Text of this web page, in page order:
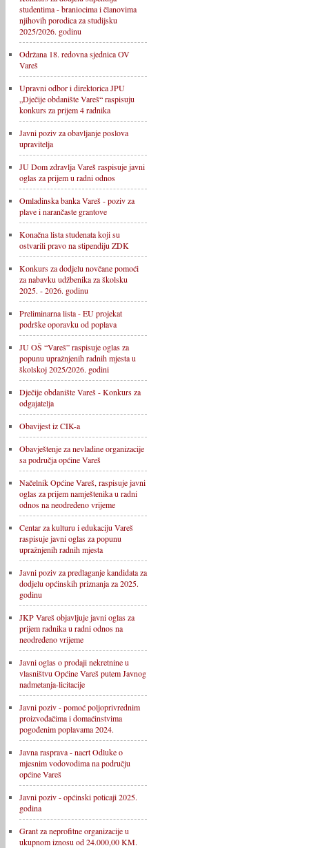
studentima - braniocima i članovima
njihovih porodica za studijsku
2025/2026. godinu
Održana 18. redovna sjednica OV
Vareš
Upravni odbor i direktorica JPU
„Dječije obdanište Vareš“ raspisuju
konkurs za prijem 4 radnika
Javni poziv za obavljanje poslova
upravitelja
JU Dom zdravlja Vareš raspisuje javni
oglas za prijem u radni odnos
Omladinska banka Vareš - poziv za
plave i narančaste grantove
Konačna lista studenata koji su
ostvarili pravo na stipendiju ZDK
Konkurs za dodjelu novčane pomoći
za nabavku udžbenika za školsku
2025. - 2026. godinu
Preliminarna lista - EU projekat
podrške oporavku od poplava
JU OŠ “Vareš” raspisuje oglas za
popunu upražnjenih radnih mjesta u
školskoj 2025/2026. godini
Dječije obdanište Vareš - Konkurs za
odgajatelja
Obavijest iz CIK-a
Obavještenje za nevladine organizacije
sa područja općine Vareš
Načelnik Općine Vareš, raspisuje javni
oglas za prijem namještenika u radni
odnos na neodređeno vrijeme
Centar za kulturu i edukaciju Vareš
raspisuje javni oglas za popunu
upražnjenih radnih mjesta
Javni poziv za predlaganje kandidata za
dodjelu općinskih priznanja za 2025.
godinu
JKP Vareš objavljuje javni oglas za
prijem radnika u radni odnos na
neodređeno vrijeme
Javni oglas o prodaji nekretnine u
vlasništvu Općine Vareš putem Javnog
nadmetanja-licitacije
Javni poziv - pomoć poljoprivrednim
proizvođačima i domaćinstvima
pogođenim poplavama 2024.
Javna rasprava - nacrt Odluke o
mjesnim vodovodima na području
općine Vareš
Javni poziv - općinski poticaji 2025.
godina
Grant za neprofitne organizacije u
ukupnom iznosu od 24.000,00 KM.